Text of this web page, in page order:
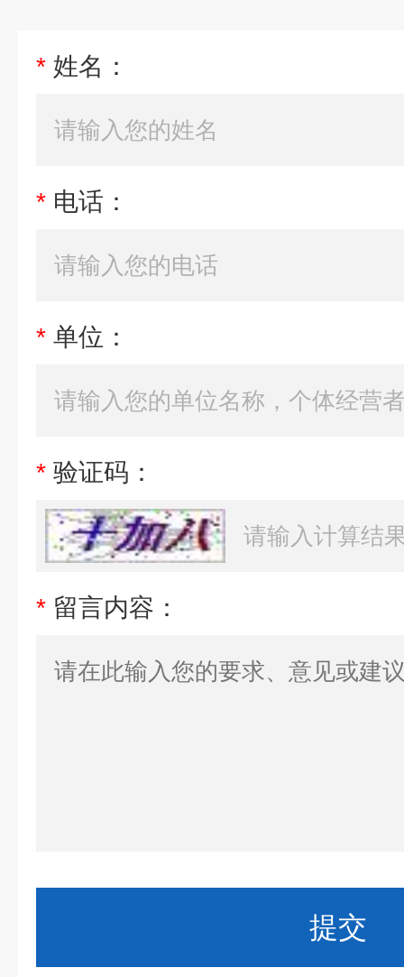
* 姓名：
* 电话：
* 单位：
* 验证码：
* 留言内容：